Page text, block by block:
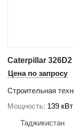
Caterpillar 326D2
Цена по запросу
Строительная
Мощность 139
Таджикистан